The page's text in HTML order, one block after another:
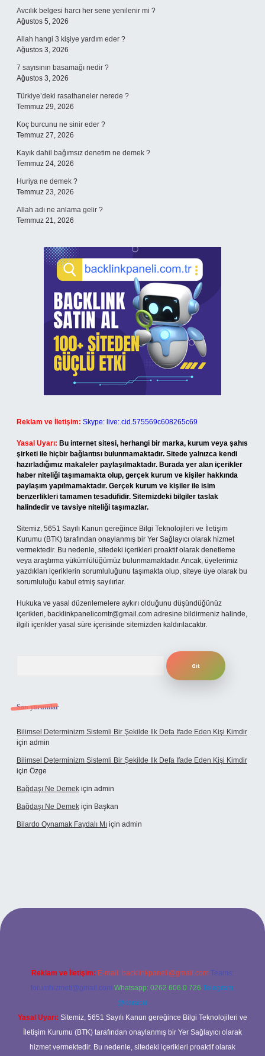
Avcılık belgesi harcı her sene yenilenir mi ?
Ağustos 5, 2026
Allah hangi 3 kişiye yardım eder ?
Ağustos 3, 2026
7 sayısının basamağı nedir ?
Ağustos 3, 2026
Türkiye’deki rasathaneler nerede ?
Temmuz 29, 2026
Koç burcunu ne sinir eder ?
Temmuz 27, 2026
Kayık dahil bağımsız denetim ne demek ?
Temmuz 24, 2026
Huriya ne demek ?
Temmuz 23, 2026
Allah adı ne anlama gelir ?
Temmuz 21, 2026
Reklam ve İletişim: Skype: live:.cid.575569c608265c69
Yasal Uyarı: Bu internet sitesi, herhangi bir marka, kurum veya şahıs
şirketi ile hiçbir bağlantısı bulunmamaktadır. Sitede yalnızca kendi
hazırladığımız makaleler paylaşılmaktadır. Burada yer alan içerikler
haber niteliği taşımamakta olup, gerçek kurum ve kişiler hakkında
paylaşım yapılmamaktadır. Gerçek kurum ve kişiler ile isim
benzerlikleri tamamen tesadüfidir. Sitemizdeki bilgiler taslak
halindedir ve tavsiye niteliği taşımazlar.
Sitemiz, 5651 Sayılı Kanun gereğince Bilgi Teknolojileri ve İletişim
Kurumu (BTK) tarafından onaylanmış bir Yer Sağlayıcı olarak hizmet
vermektedir. Bu nedenle, sitedeki içerikleri proaktif olarak denetleme
veya araştırma yükümlülüğümüz bulunmamaktadır. Ancak, üyelerimiz
yazdıkları içeriklerin sorumluluğunu taşımakta olup, siteye üye olarak bu
sorumluluğu kabul etmiş sayılırlar.
Hukuka ve yasal düzenlemelere aykırı olduğunu düşündüğünüz
içerikleri, backlinkpanelicomtr@gmail.com adresine bildirmeniz halinde,
ilgili içerikler yasal süre içerisinde sitemizden kaldırılacaktır.
Son yorumlar
Bilimsel Determinizm Sistemli Bir Şekilde Ilk Defa Ifade Eden Kişi Kimdir
için admin
Bilimsel Determinizm Sistemli Bir Şekilde Ilk Defa Ifade Eden Kişi Kimdir
için Özge
Bağdaşı Ne Demek için admin
Bağdaşı Ne Demek için Başkan
Bilardo Oynamak Faydalı Mı için admin
ilbet bahis sitesi
Reklam ve İletişim: E-mail: backlinkpaneli@gmail.com Teams:
forumhizmeti@gmail.com Whatsapp: 0262 606 0 726 Telegram:
@karabul
Yasal Uyarı: Sitemiz, 5651 Sayılı Kanun gereğince Bilgi Teknolojileri ve
İletişim Kurumu (BTK) tarafından onaylanmış bir Yer Sağlayıcı olarak
hizmet vermektedir. Bu nedenle, sitedeki içerikleri proaktif olarak